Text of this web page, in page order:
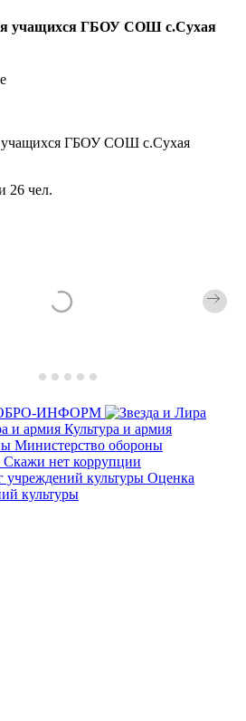
учащихся ГБОУ СОШ с.Сухая
учащихся ГБОУ СОШ с.Сухая
26 чел.
ИНФОРМ
Культура и армия
Министерство обороны
Скажи нет коррупции
Оценка
культуры